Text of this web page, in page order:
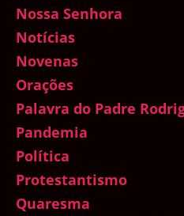
Nossa Senhora
Notícias
Novenas
Orações
Palavra do Padre
Pandemia
Política
Protestantismo
Quaresma